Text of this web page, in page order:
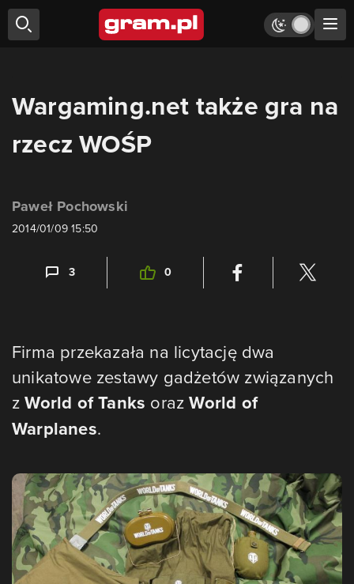
Wargaming.net także gra na
rzecz WOŚP
Paweł Pochowski
2014/01/09 15:50
3 0
Firma przekazała na licytację dwa
unikatowe zestawy gadżetów związanych
zWorld of Tanks orazWorld of
Warplanes.